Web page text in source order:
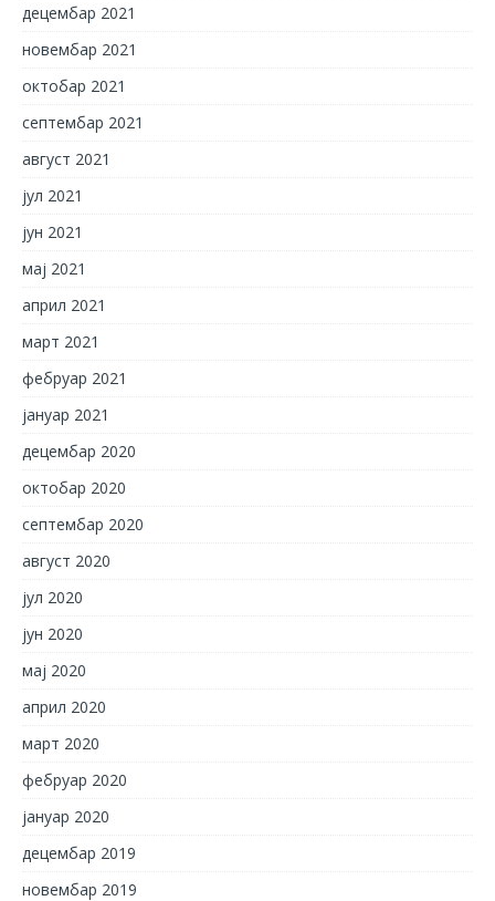
децембар 2021
новембар 2021
октобар 2021
септембар 2021
август 2021
јул 2021
јун 2021
мај 2021
април 2021
март 2021
фебруар 2021
јануар 2021
децембар 2020
октобар 2020
септембар 2020
август 2020
јул 2020
јун 2020
мај 2020
април 2020
март 2020
фебруар 2020
јануар 2020
децембар 2019
новембар 2019